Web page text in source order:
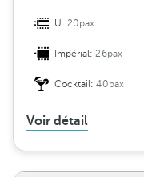
U:20pax
Impérial:26pax
Cocktail:40pax
Voir détail